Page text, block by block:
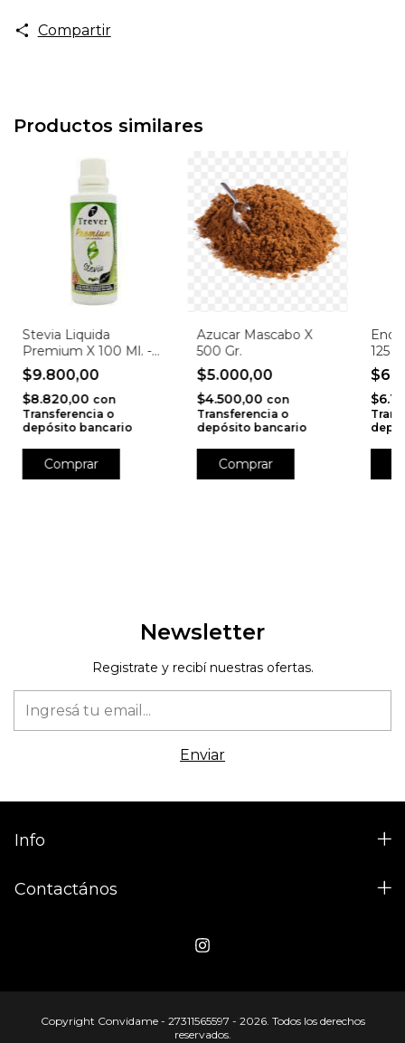
Compartir
Productos similares
Stevia Liquida
Premium X 100 Ml. -
Trever
$9.800,00
$8.820,00 con
Transferencia o
depósito bancario
Azucar Mascabo X
500 Gr.
$5.000,00
$4.500,00 con
Transferencia o
depósito bancario
125
Newsletter
Registrate y recibí nuestras ofertas.
Info
Contactános
Copyright Convidame - 27311565597 - 2026. Todos los derechos
reservados.